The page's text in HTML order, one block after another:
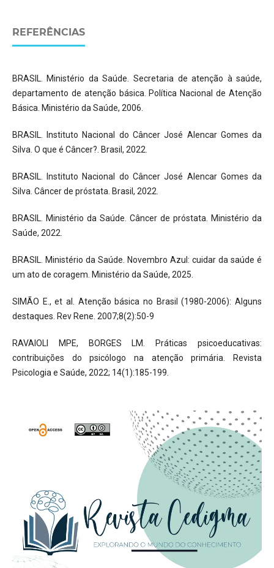
REFERÊNCIAS
BRASIL. Ministério da Saúde. Secretaria de atenção à saúde,
departamento de atenção básica. Política Nacional de Atenção
Básica. Ministério da Saúde, 2006.
BRASIL. Instituto Nacional do Câncer José Alencar Gomes da
Silva. O que é Câncer?. Brasil, 2022.
BRASIL. Instituto Nacional do Câncer José Alencar Gomes da
Silva. Câncer de próstata. Brasil, 2022.
BRASIL. Ministério da Saúde. Câncer de próstata. Ministério da
Saúde, 2022.
BRASIL. Ministério da Saúde. Novembro Azul: cuidar da saúde é
um ato de coragem. Ministério da Saúde, 2025.
SIMÃO E., et al. Atenção básica no Brasil (1980-2006): Alguns
destaques. Rev Rene. 2007;8(2):50-9
RAVAIOLI MPE, BORGES LM. Práticas psicoeducativas:
contribuições do psicólogo na atenção primária. Revista
Psicologia e Saúde, 2022; 14(1):185-199.